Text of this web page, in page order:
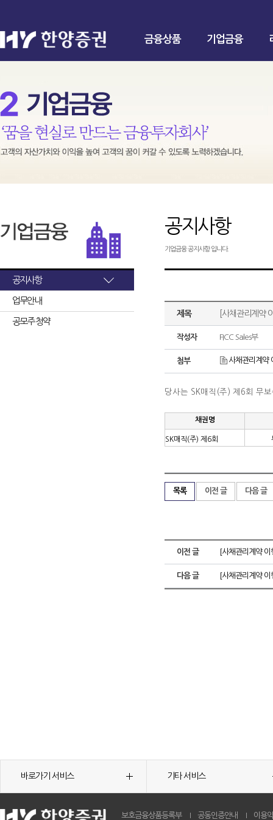
금융상품 기업금융
공지사항
업무안내
공모주 청약
공지사항
기업금융 공지사항 입니다.
제목 [사채관리계약
작성자 FICC Sales부
첨부 사채관리계약
당사는 SK매직(주) 제6회 무
채권명
SK매직(주) 제6회
목록 이전 글 다음 글
이전 글 [사채관리계약
다음 글 [사채관리계약
바로가기 서비스 기타 서비스
보호금융상품등록부 공동인증안내 이용